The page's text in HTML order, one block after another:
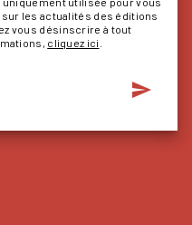
les actualités des éditions
vous désinscrire à tout
cliquez ici
send